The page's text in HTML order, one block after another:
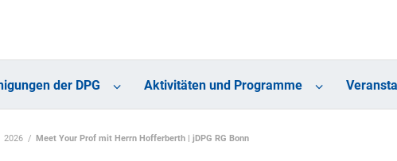
der DPG Aktivitäten und Programme
2026 Meet Your Prof mit Herrn Hofferberth | jDPG RG Bonn